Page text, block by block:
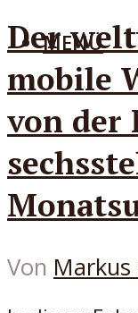
MENÜ
Der
mobile
von der
Von Markus